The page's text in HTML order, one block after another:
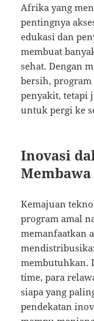
Afrika yang
pentingnya
edukasi dan
membuat
sehat. Dengan
bersih,
penyakit, tetapi
untuk pergi ke
Inovasi
Kemajuan
program amal
memanfaatkan
membutuhkan.
time, para
siapa yang
pendekatan